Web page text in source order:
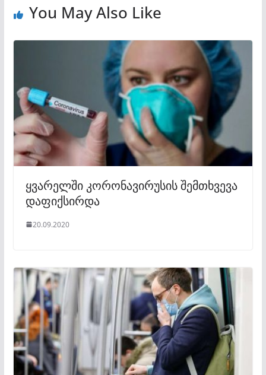
You May Also Like
ყვარელში კორონავირუსის შემთხვევა
დაფიქსირდა
20.09.2020